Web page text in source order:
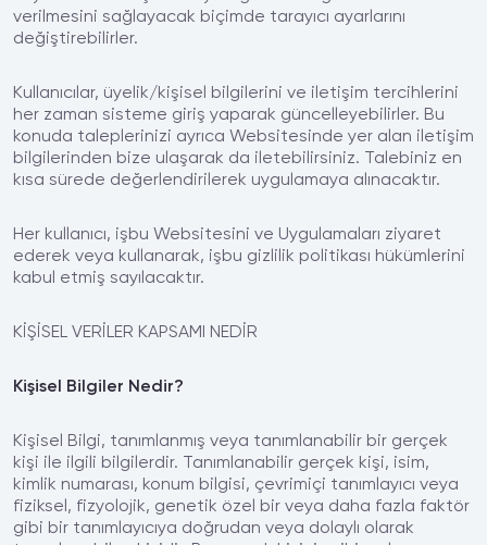
verilmesini sağlayacak biçimde tarayıcı ayarlarını
değiştirebilirler.
Kullanıcılar, üyelik/kişisel bilgilerini ve iletişim tercihlerini
her zaman sisteme giriş yaparak güncelleyebilirler. Bu
konuda taleplerinizi ayrıca Websitesinde yer alan iletişim
bilgilerinden bize ulaşarak da iletebilirsiniz. Talebiniz en
kısa sürede değerlendirilerek uygulamaya alınacaktır.
Her kullanıcı, işbu Websitesini ve Uygulamaları ziyaret
ederek veya kullanarak, işbu gizlilik politikası hükümlerini
kabul etmiş sayılacaktır.
KİŞİSEL VERİLER KAPSAMI NEDİR
Kişisel Bilgiler Nedir?
Kişisel Bilgi, tanımlanmış veya tanımlanabilir bir gerçek
kişi ile ilgili bilgilerdir. Tanımlanabilir gerçek kişi, isim,
kimlik numarası, konum bilgisi, çevrimiçi tanımlayıcı veya
fiziksel, fizyolojik, genetik özel bir veya daha fazla faktör
gibi bir tanımlayıcıya doğrudan veya dolaylı olarak